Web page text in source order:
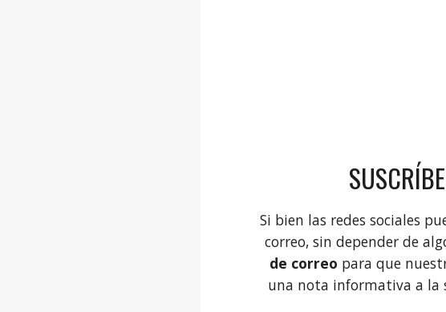
Si bien las redes sociales
correo, sin depender de
de correo para que
una nota informativa a la